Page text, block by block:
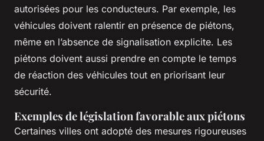
autorisées pour les conducteurs. Par exemple, les
véhicules doivent ralentir en présence de piétons,
même en l’absence de signalisation explicite. Les
piétons doivent aussi prendre en compte le temps
de réaction des véhicules tout en priorisant leur
sécurité.
Exemples de législation favorable aux piétons
Certaines villes ont adopté des mesures rigoureuses